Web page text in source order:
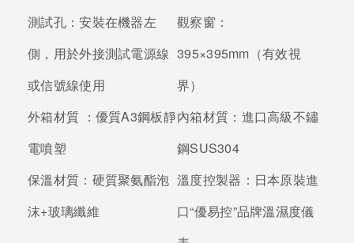
測試孔：安裝在機器左
側，用於外接測試電源線
或信號線使用
觀察窗：
395×395mm（有效視
界）
外箱材質 ： 優質A3鋼板靜
電噴塑
內箱材質： 進口高級不鏽
鋼SUS304
保溫材質： 硬質聚氨酯泡
沫+玻璃纖維
溫度控製器： 日本原裝進
口“優易控”品牌溫濕度儀